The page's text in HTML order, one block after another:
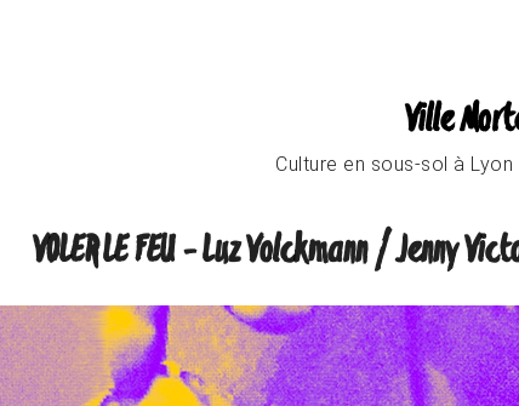
Ville
Culture en sous-sol à
VOLER LE FEU - Luz Volckmann / Jenny